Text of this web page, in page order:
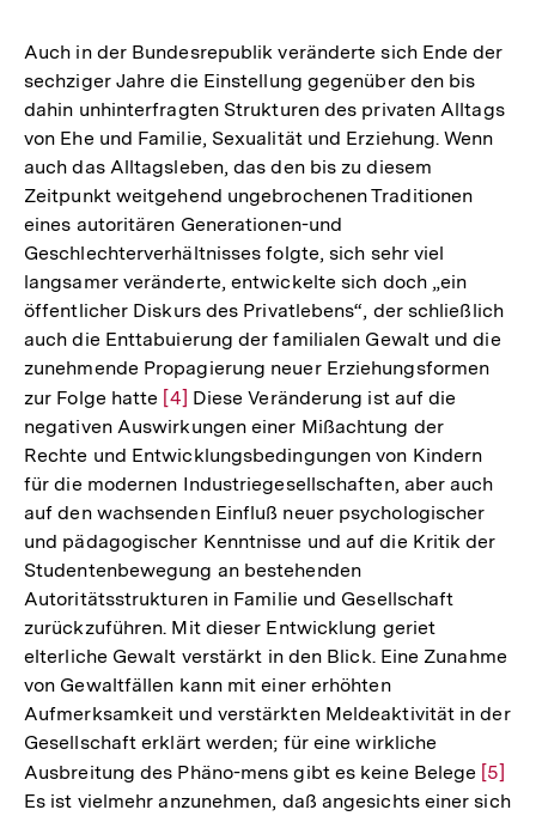
Auch in der Bundesrepublik veränderte sich Ende der
sechziger Jahre die Einstellung gegenüber den bis
dahin unhinterfragten Strukturen des privaten Alltags
von Ehe und Familie, Sexualität und Erziehung. Wenn
auch das Alltagsleben, das den bis zu diesem
Zeitpunkt weitgehend ungebrochenen Traditionen
eines autoritären Generationen-und
Geschlechterverhältnisses folgte, sich sehr viel
langsamer veränderte, entwickelte sich doch „ein
öffentlicher Diskurs des Privatlebens“, der schließlich
auch die Enttabuierung der familialen Gewalt und die
zunehmende Propagierung neuer Erziehungsformen
zur Folge hatte Zur
Auflösung
der
Fußnote
[4] Diese Veränderung ist auf die
negativen Auswirkungen einer Mißachtung der
Rechte und Entwicklungsbedingungen von Kindern
für die modernen Industriegesellschaften, aber auch
auf den wachsenden Einfluß neuer psychologischer
und pädagogischer Kenntnisse und auf die Kritik der
Studentenbewegung an bestehenden
Autoritätsstrukturen in Familie und Gesellschaft
zurückzuführen. Mit dieser Entwicklung geriet
elterliche Gewalt verstärkt in den Blick. Eine Zunahme
von Gewaltfällen kann mit einer erhöhten
Aufmerksamkeit und verstärkten Meldeaktivität in der
Gesellschaft erklärt werden; für eine wirkliche
Ausbreitung des Phäno-mens gibt es keine Belege Zur
[5]
Es ist vielmehr anzunehmen, daß angesichts einer sich